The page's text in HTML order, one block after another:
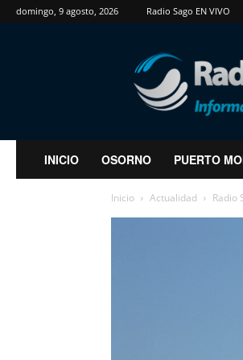
domingo, 9 agosto, 2026 Radio Sago EN VIVO
RadioSago
INICIO OSORNO PUERTO
Inicio Actualidad Radio